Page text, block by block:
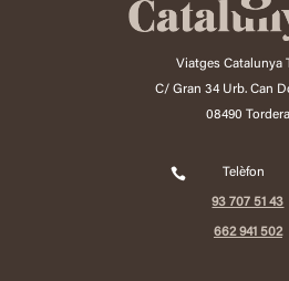
Viatges Catalunya
C/ Gran 34 Urb. Can
08490 Tordera
 Telèfon
93 707 51 43
662 941 502